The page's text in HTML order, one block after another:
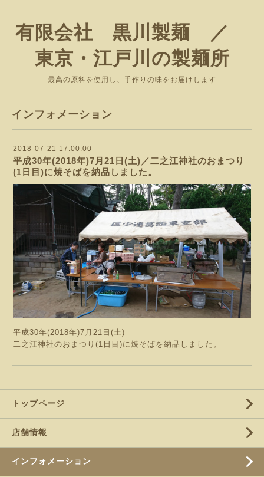
有限会社 黒川製麺 ／
東京・江戸川の製麺所
最高の原料を使用し、手作りの味をお届けします
インフォメーション
2018-07-21 17:00:00
平成30年(2018年)7月21日(土)／二之江神社のおまつり
(1日目)に焼そばを納品しました。
平成30年(2018年)7月21日(土)
二之江神社のおまつり(1日目)に焼そばを納品しました。
トップページ
店舗情報
インフォメーション